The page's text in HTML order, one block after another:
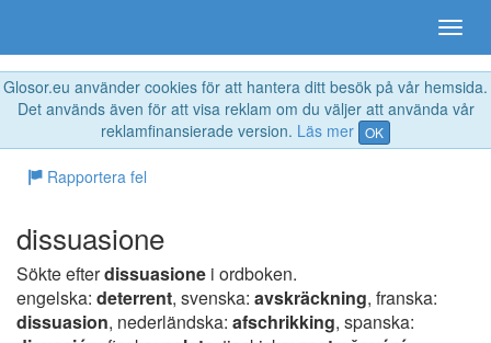
Glosor.eu använder cookies för att hantera ditt besök på vår hemsida.
Det används även för att visa reklam om du väljer att använda vår
reklamfinansierade version. Läs mer OK
Rapportera fel
dissuasione
Sökte efterdissuasione i ordboken.
engelska: deterrent, svenska: avskräckning, franska:
dissuasion, nederländska: afschrikking, spanska: